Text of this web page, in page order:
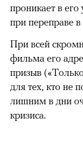
проникает в
при переправе
При всей
фильма его
призыв
для тех, кто не
лишним в дни
кризиса.